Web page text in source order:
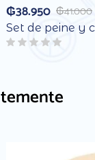
₲41.000
₲38.950
Set de peine y